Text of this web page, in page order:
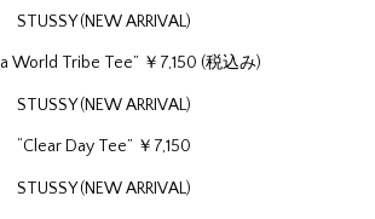
STUSSY (NEW ARRIVAL)
World Tribe Tee” ￥7,150 (税込み)
STUSSY (NEW ARRIVAL)
“Clear Day Tee” ￥7,150
STUSSY (NEW ARRIVAL)